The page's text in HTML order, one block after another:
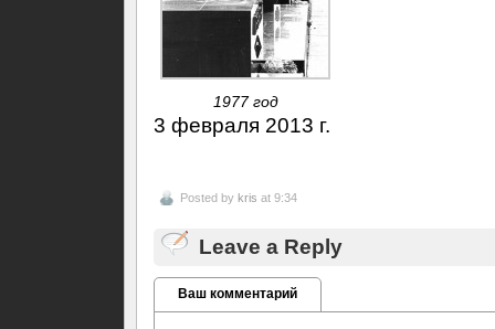
1977 год
3 февраля 2013 г.
Posted by kris at 9:34
Leave a Reply
Ваш комментарий